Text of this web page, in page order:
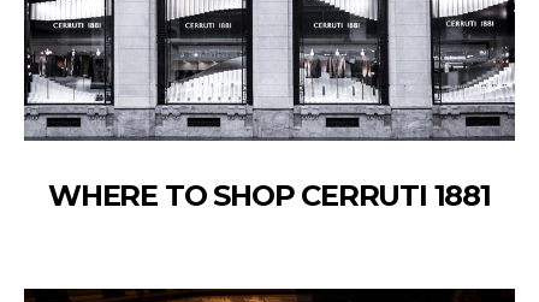
WHERE TO SHOP CERRUTI 1881